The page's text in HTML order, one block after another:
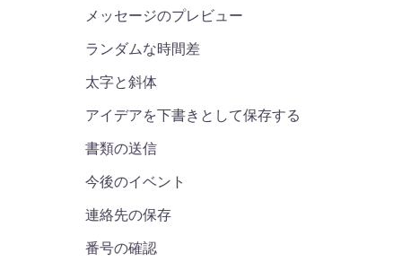
メッセージのプレビュー
ランダムな時間差
太字と斜体
アイデアを下書きとして保存する
書類の送信
今後のイベント
連絡先の保存
番号の確認